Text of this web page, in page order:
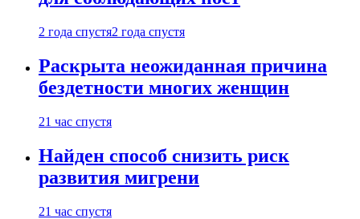
2 года спустя2 года спустя
Раскрыта неожиданная причина
бездетности многих женщин
21 час спустя
Найден способ снизить риск
развития мигрени
21 час спустя